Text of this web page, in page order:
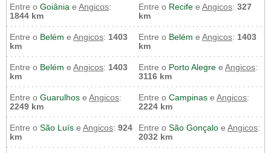
Entre o Goiânia e Angicos:
1844 km
Entre o Recife e Angicos: 327
km
Entre o Belém e Angicos: 1403
km
Entre o Belém e Angicos: 1403
km
Entre o Belém e Angicos: 1403
km
Entre o Porto Alegre e Angicos:
3116 km
Entre o Guarulhos e Angicos:
2249 km
Entre o Campinas e Angicos:
2224 km
Entre o São Luís e Angicos: 924
km
Entre o São Gonçalo e Angicos:
2032 km